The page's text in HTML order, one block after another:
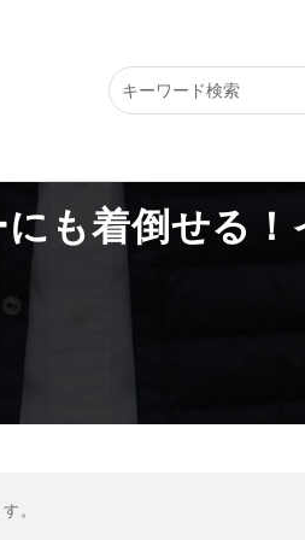
も着倒せる！インナーダウンおすすめブ
も着倒せる
。